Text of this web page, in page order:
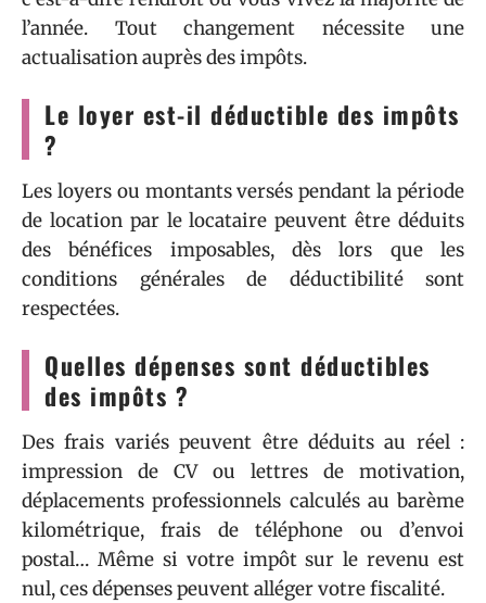
l’année. Tout changement nécessite une
actualisation auprès des impôts.
Le loyer est-il déductible des impôts
?
Les loyers ou montants versés pendant la période
de location par le locataire peuvent être déduits
des bénéfices imposables, dès lors que les
conditions générales de déductibilité sont
respectées.
Quelles dépenses sont déductibles
des impôts ?
Des frais variés peuvent être déduits au réel :
impression de CV ou lettres de motivation,
déplacements professionnels calculés au barème
kilométrique, frais de téléphone ou d’envoi
postal… Même si votre impôt sur le revenu est
nul, ces dépenses peuvent alléger votre fiscalité.